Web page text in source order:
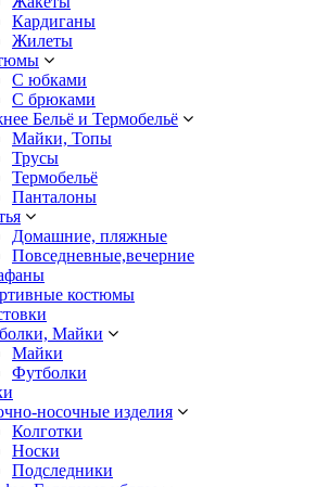
Кардиганы
Жилеты
С юбками
С брюками
Бельё и Термобельё
Майки, Топы
Трусы
Термобельё
Панталоны
Домашние, пляжные
Повседневные,вечерние
костюмы
Майки
Майки
Футболки
носочные изделия
Колготки
Носки
Подследники